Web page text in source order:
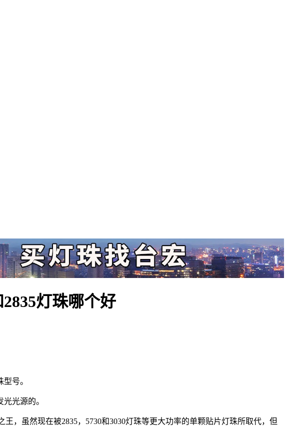
灯珠哪个好
号。
光源的。
，虽然现在被2835，5730和3030灯珠等更大功率的单颗贴片灯珠所取代，但